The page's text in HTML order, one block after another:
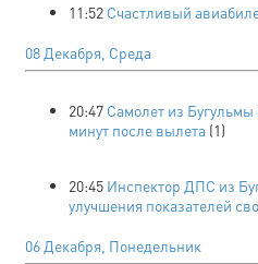
11:52 Счастливый
08 Декабря, Среда
20:47 Самолет из Бугульмы
минут после вылета (1)
20:45 Инспектор ДПС из
улучшения показателей
06 Декабря, Понедельник